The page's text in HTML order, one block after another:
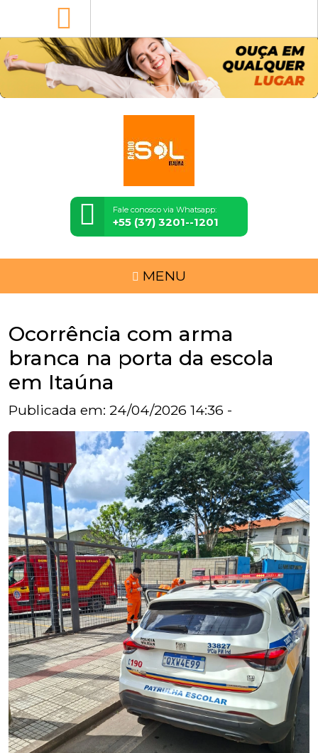
Fale conosco via Whatsapp:
+55 (37) 3201--1201
MENU
Ocorrência com arma
branca na porta da escola
em Itaúna
Publicada em: 24/04/2026 14:36 -